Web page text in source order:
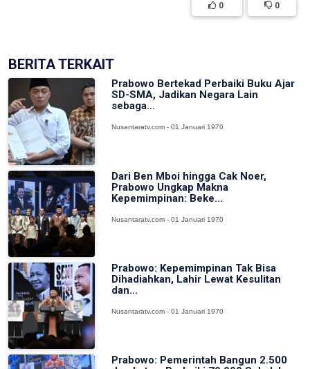
0 0
BERITA TERKAIT
Prabowo Bertekad Perbaiki Buku Ajar
SD-SMA, Jadikan Negara Lain
sebaga...
Nusantaratv.com - 01 Januari 1970
Dari Ben Mboi hingga Cak Noer,
Prabowo Ungkap Makna
Kepemimpinan: Beke...
Nusantaratv.com - 01 Januari 1970
Prabowo: Kepemimpinan Tak Bisa
Dihadiahkan, Lahir Lewat Kesulitan
dan...
Nusantaratv.com - 01 Januari 1970
Prabowo: Pemerintah Bangun 2.500